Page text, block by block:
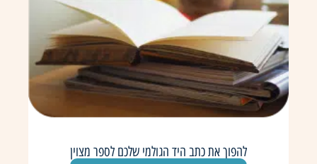
להפוך את כתב היד הגולמי שלכם לספר מצוין